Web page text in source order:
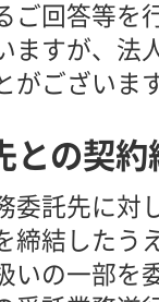
ご回答等を
ますが、法
がございま
との契約
委託先に対
締結したう
いの一部を